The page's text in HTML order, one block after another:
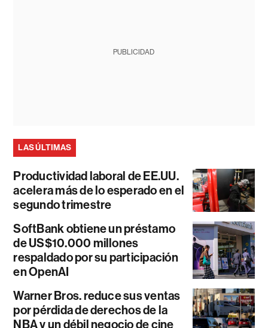
PUBLICIDAD
LAS ÚLTIMAS
Productividad laboral de EE.UU.
acelera más de lo esperado en el
segundo trimestre
SoftBank obtiene un préstamo
de US$10.000 millones
respaldado por su participación
en OpenAI
Warner Bros. reduce sus ventas
por pérdida de derechos de la
NBA y un débil negocio de cine